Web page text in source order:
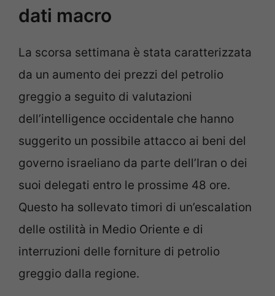
dati macro
La scorsa settimana è stata caratterizzata
da un aumento dei prezzi del petrolio
greggio a seguito di valutazioni
dell’intelligence occidentale che hanno
suggerito un possibile attacco ai beni del
governo israeliano da parte dell’Iran o dei
suoi delegati entro le prossime 48 ore.
Questo ha sollevato timori di un’escalation
delle ostilità in Medio Oriente e di
interruzioni delle forniture di petrolio
greggio dalla regione.